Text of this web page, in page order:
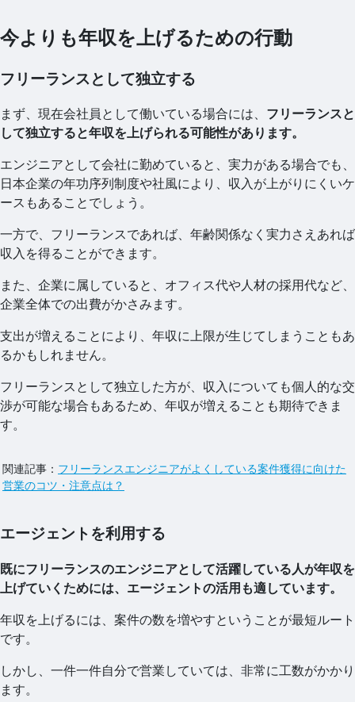
今よりも年収を上げるための行動
フリーランスとして独立する
まず、現在会社員として働いている場合には、 フリーランスと
して独立すると年収を上げられる可能性があります。
エンジニアとして会社に勤めていると、実力がある場合でも、
日本企業の年功序列制度や社風により、収入が上がりにくいケ
ースもあることでしょう。
一方で、フリーランスであれば、年齢関係なく実力さえあれば
収入を得ることができます。
また、企業に属していると、オフィス代や人材の採用代など、
企業全体での出費がかさみます。
支出が増えることにより、年収に上限が生じてしまうこともあ
るかもしれません。
フリーランスとして独立した方が、収入についても個人的な交
渉が可能な場合もあるため、年収が増えることも期待できま
す。
関連記事： フリーランスエンジニアがよくしている案件獲得に向けた
営業のコツ・注意点は？
エージェントを利用する
既にフリーランスのエンジニアとして活躍している人が年収を
上げていくためには、エージェントの活用も適しています。
年収を上げるには、案件の数を増やすということが最短ルート
です。
しかし、一件一件自分で営業していては、非常に工数がかかり
ます。